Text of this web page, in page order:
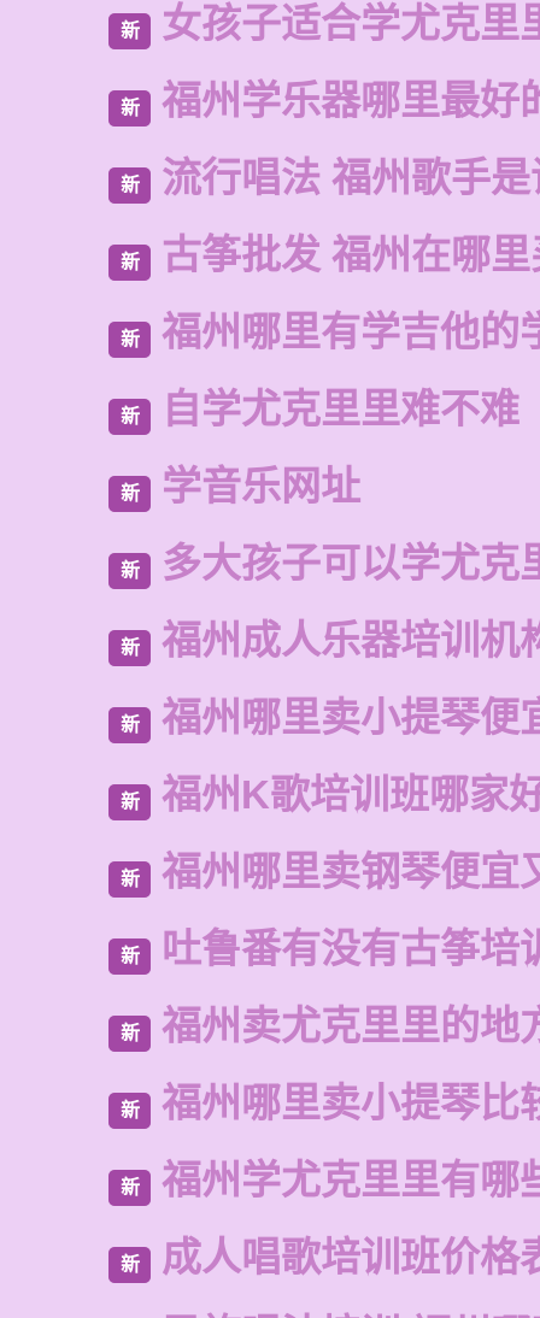
新 女孩子适合学尤克里
新 福州学乐器哪里最好
新 流行唱法 福州歌手
新 古筝批发 福州在哪
新 福州哪里有学吉他的
新 自学尤克里里难不难
新 学音乐网址
新 多大孩子可以学尤克
新 福州成人乐器培训机
新 福州哪里卖小提琴便
新 福州K歌培训班哪家
新 福州哪里卖钢琴便宜
新 吐鲁番有没有古筝培
新 福州卖尤克里里的地
新 福州哪里卖小提琴比
新 福州学尤克里里有哪
新 成人唱歌培训班价格